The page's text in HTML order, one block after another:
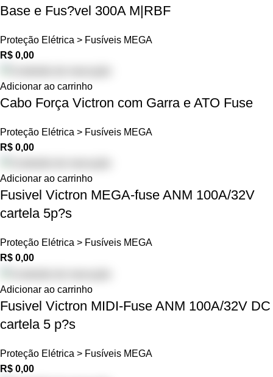
Base e Fus?vel 300A M|RBF
Proteção Elétrica > Fusíveis MEGA
R$ 0,00
Adicionar ao carrinho
Cabo Força Victron com Garra e ATO Fuse
Proteção Elétrica > Fusíveis MEGA
R$ 0,00
Adicionar ao carrinho
Fusivel Victron MEGA-fuse ANM 100A/32V
cartela 5p?s
Proteção Elétrica > Fusíveis MEGA
R$ 0,00
Adicionar ao carrinho
Fusivel Victron MIDI-Fuse ANM 100A/32V DC
cartela 5 p?s
Proteção Elétrica > Fusíveis MEGA
R$ 0,00